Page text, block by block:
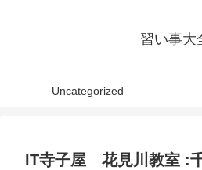
習い事大
Uncategorized
IT寺子屋 花見川教室 :